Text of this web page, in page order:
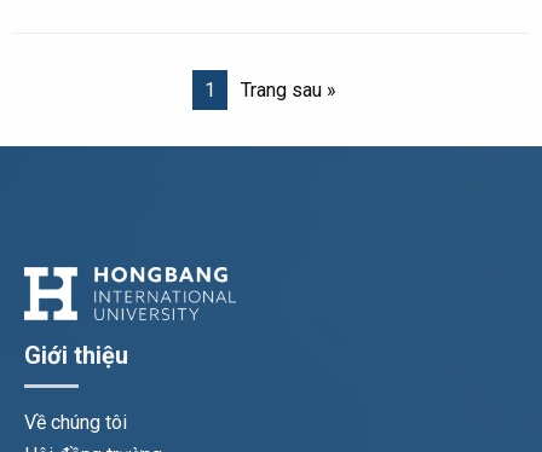
1 Trang sau »
Giới thiệu
Về chúng tôi